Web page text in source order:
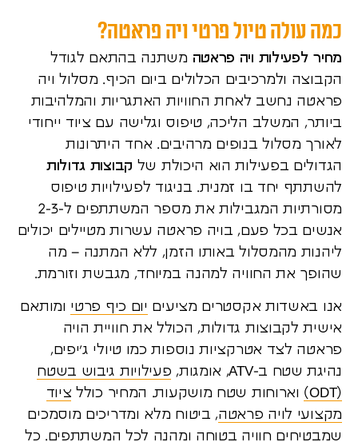
כמה עולה טיול פרטי ויה פראטה?
מחיר לפעילות ויה פראטה משתנה בהתאם לגודל
הקבוצה ולמרכיבים הכלולים ביום הכיף. מסלול ויה
פראטה נחשב לאחת החוויות האתגריות והמלהיבות
ביותר, המשלב הליכה, טיפוס וגלישה עם ציוד ייחודי
לאורך מסלול בנופים מרהיבים. אחד היתרונות
הגדולים בפעילות הוא היכולת של קבוצות גדולות
להשתתף יחד בו זמנית. בניגוד לפעילויות טיפוס
מסורתיות המגבילות את מספר המשתתפים ל-2-3
אנשים בכל פעם, בויה פראטה עשרות מטיילים יכולים
ליהנות מהמסלול באותו הזמן, ללא המתנה – מה
שהופך את החוויה למהנה במיוחד, מגבשת וזורמת.
אנו באשדות אקסטרים מציעים יום כיף פרטי ומותאם
אישית לקבוצות גדולות, הכולל את חוויית הויה
פראטה לצד אטרקציות נוספות כמו טיולי ג’יפים,
נהיגת שטח ב-ATV, אומגות,
פעילויות גיבוש בשטח
(ODT)
וארוחות שטח מושקעות. המחיר כולל ציוד
מקצועי לויה פראטה, ביטוח מלא ומדריכים מוסמכים
שמבטיחים חוויה בטוחה ומהנה לכל המשתתפים. כל